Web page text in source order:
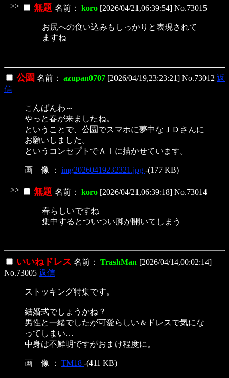
>> 無題 名前： koro [2026/04/21,06:39:54] No.73015
お尻への食い込みもしっかりと表現されて
ますね
公園 名前： azupan0707 [2026/04/19,23:23:21] No.73012 返
信
こんばんわ～
やっと春が来ましたね。
ということで、公園でスマホに夢中なＪＤさんに
お願いしました。
というコンセプトでＡＩに描かせています。
画 像 ： img20260419232321.jpg -(177 KB)
>> 無題 名前： koro [2026/04/21,06:39:18] No.73014
春らしいですね
集中するとついつい脚が開いてしまう
いいねドレス 名前： TrashMan [2026/04/14,00:02:14]
No.73005 返信
ストッキング特集です。
結婚式でしょうかね？
男性と一緒でしたが可愛らしい＆ドレスで気にな
ってしまい…
中身は不鮮明ですがおまけ程度に。
画 像 ： TM18 -(411 KB)